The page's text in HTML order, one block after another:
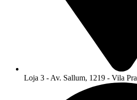
Loja 3 - Av. Sallum, 1219 - Vila